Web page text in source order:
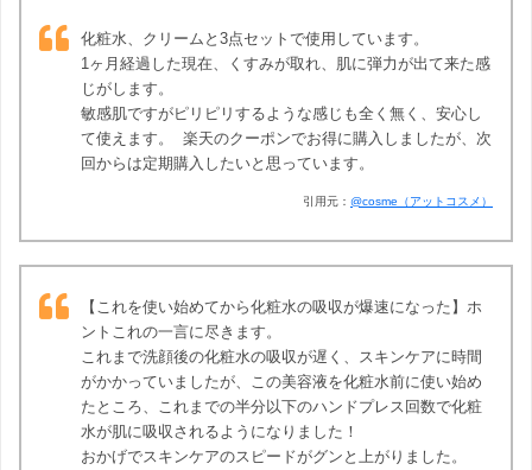
化粧水、クリームと3点セットで使用しています。
1ヶ月経過した現在、くすみが取れ、肌に弾力が出て来た感
じがします。
敏感肌ですがピリピリするような感じも全く無く、安心し
て使えます。 楽天のクーポンでお得に購入しましたが、次
回からは定期購入したいと思っています。
引用元： @cosme（アットコスメ）
【これを使い始めてから化粧水の吸収が爆速になった】ホ
ントこれの一言に尽きます。
これまで洗顔後の化粧水の吸収が遅く、スキンケアに時間
がかかっていましたが、この美容液を化粧水前に使い始め
たところ、これまでの半分以下のハンドプレス回数で化粧
水が肌に吸収されるようになりました！
おかげでスキンケアのスピードがグンと上がりました。